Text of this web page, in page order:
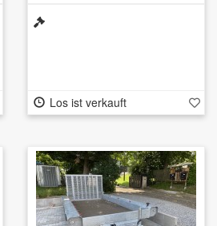
Los ist verkauft